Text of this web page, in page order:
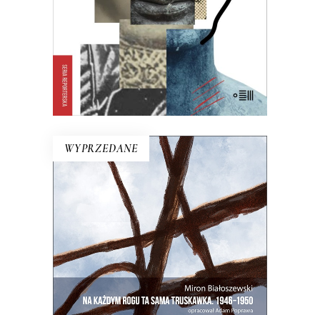
E-BOOK DO KOSZYKA
42.00zł 27.30zł
KSIĄŻKA DO KOSZYKA
WYPRZEDANE
NA KAŻDYM ROGU TA SAMA
TRUSKAWKA
Zupełnie nowe miasto. Jakaś inna
Warszawa na starych śmieciach. Skąd